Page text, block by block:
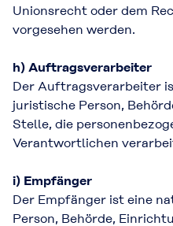
Unionsrecht oder dem
vorgesehen werden.
h) Auftragsverarbeiter
Der Auftragsverarbeiter
juristische Person,
Stelle, die
Verantwortlichen
i) Empfänger
Der Empfänger ist eine
Person, Behörde,